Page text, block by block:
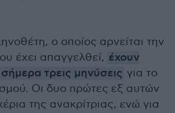
ο οποίος αρνείται την
έχει απαγγελθεί, έχουν
τρεις μηνύσεις για το
Οι δυο πρώτες εξ αυτών
της ανακρίτριας, ενώ για